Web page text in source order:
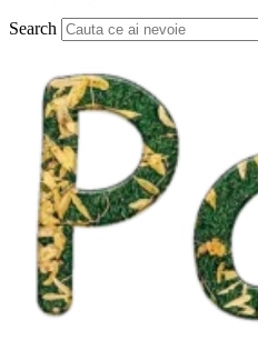
Search